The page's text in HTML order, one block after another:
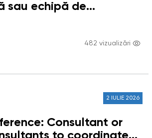
sau echipă de
lucru privind impactul
482 vizualizări
2 IULIE 2026
Consultant or
to coordinate